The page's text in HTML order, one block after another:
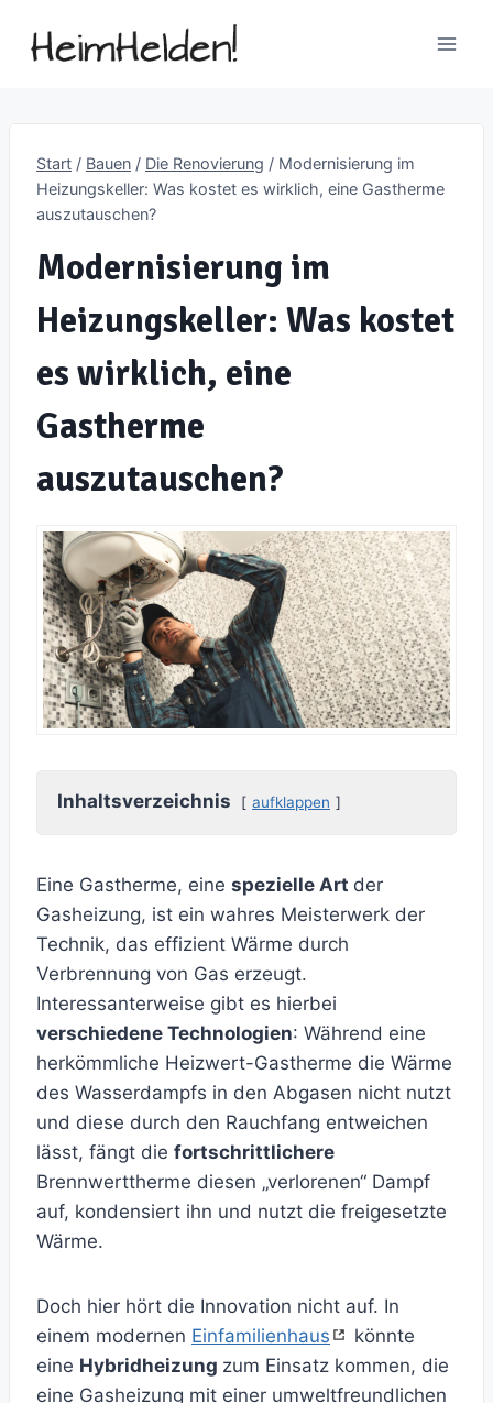
Inhalt
Start / Bauen / Die Renovierung / Modernisierung im
Heizungskeller: Was kostet es wirklich, eine Gastherme
auszutauschen?
Modernisierung im
Heizungskeller: Was kostet
es wirklich, eine
Gastherme
auszutauschen?
Inhaltsverzeichnis aufklappen
Eine Gastherme, eine spezielle Art der
Gasheizung, ist ein wahres Meisterwerk der
Technik, das effizient Wärme durch
Verbrennung von Gas erzeugt.
Interessanterweise gibt es hierbei
verschiedene Technologien: Während eine
herkömmliche Heizwert-Gastherme die Wärme
des Wasserdampfs in den Abgasen nicht nutzt
und diese durch den Rauchfang entweichen
lässt, fängt die fortschrittlichere
Brennwerttherme diesen „verlorenen“ Dampf
auf, kondensiert ihn und nutzt die freigesetzte
Wärme.
Doch hier hört die Innovation nicht auf. In
einem modernen Einfamilienhaus
könnte
eine Hybridheizung zum Einsatz kommen, die
eine Gasheizung mit einer umweltfreundlichen